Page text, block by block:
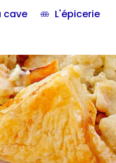
cave L'épicerie